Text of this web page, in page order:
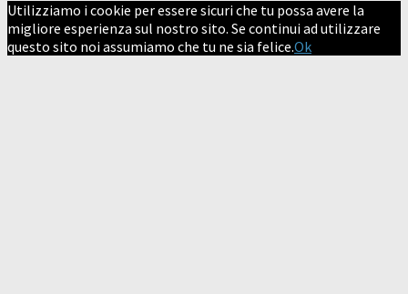
Utilizziamo i cookie per essere sicuri che tu possa avere la
migliore esperienza sul nostro sito. Se continui ad utilizzare
questo sito noi assumiamo che tu ne sia felice.Ok